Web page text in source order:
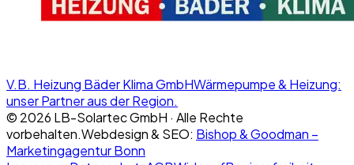
V.B. Heizung Bäder Klima GmbHWärmepumpe & Heizung:
unser Partner aus der Region.
© 2026 LB-Solartec GmbH · Alle Rechte
vorbehalten.Webdesign & SEO: Bishop & Goodman –
Marketingagentur Bonn